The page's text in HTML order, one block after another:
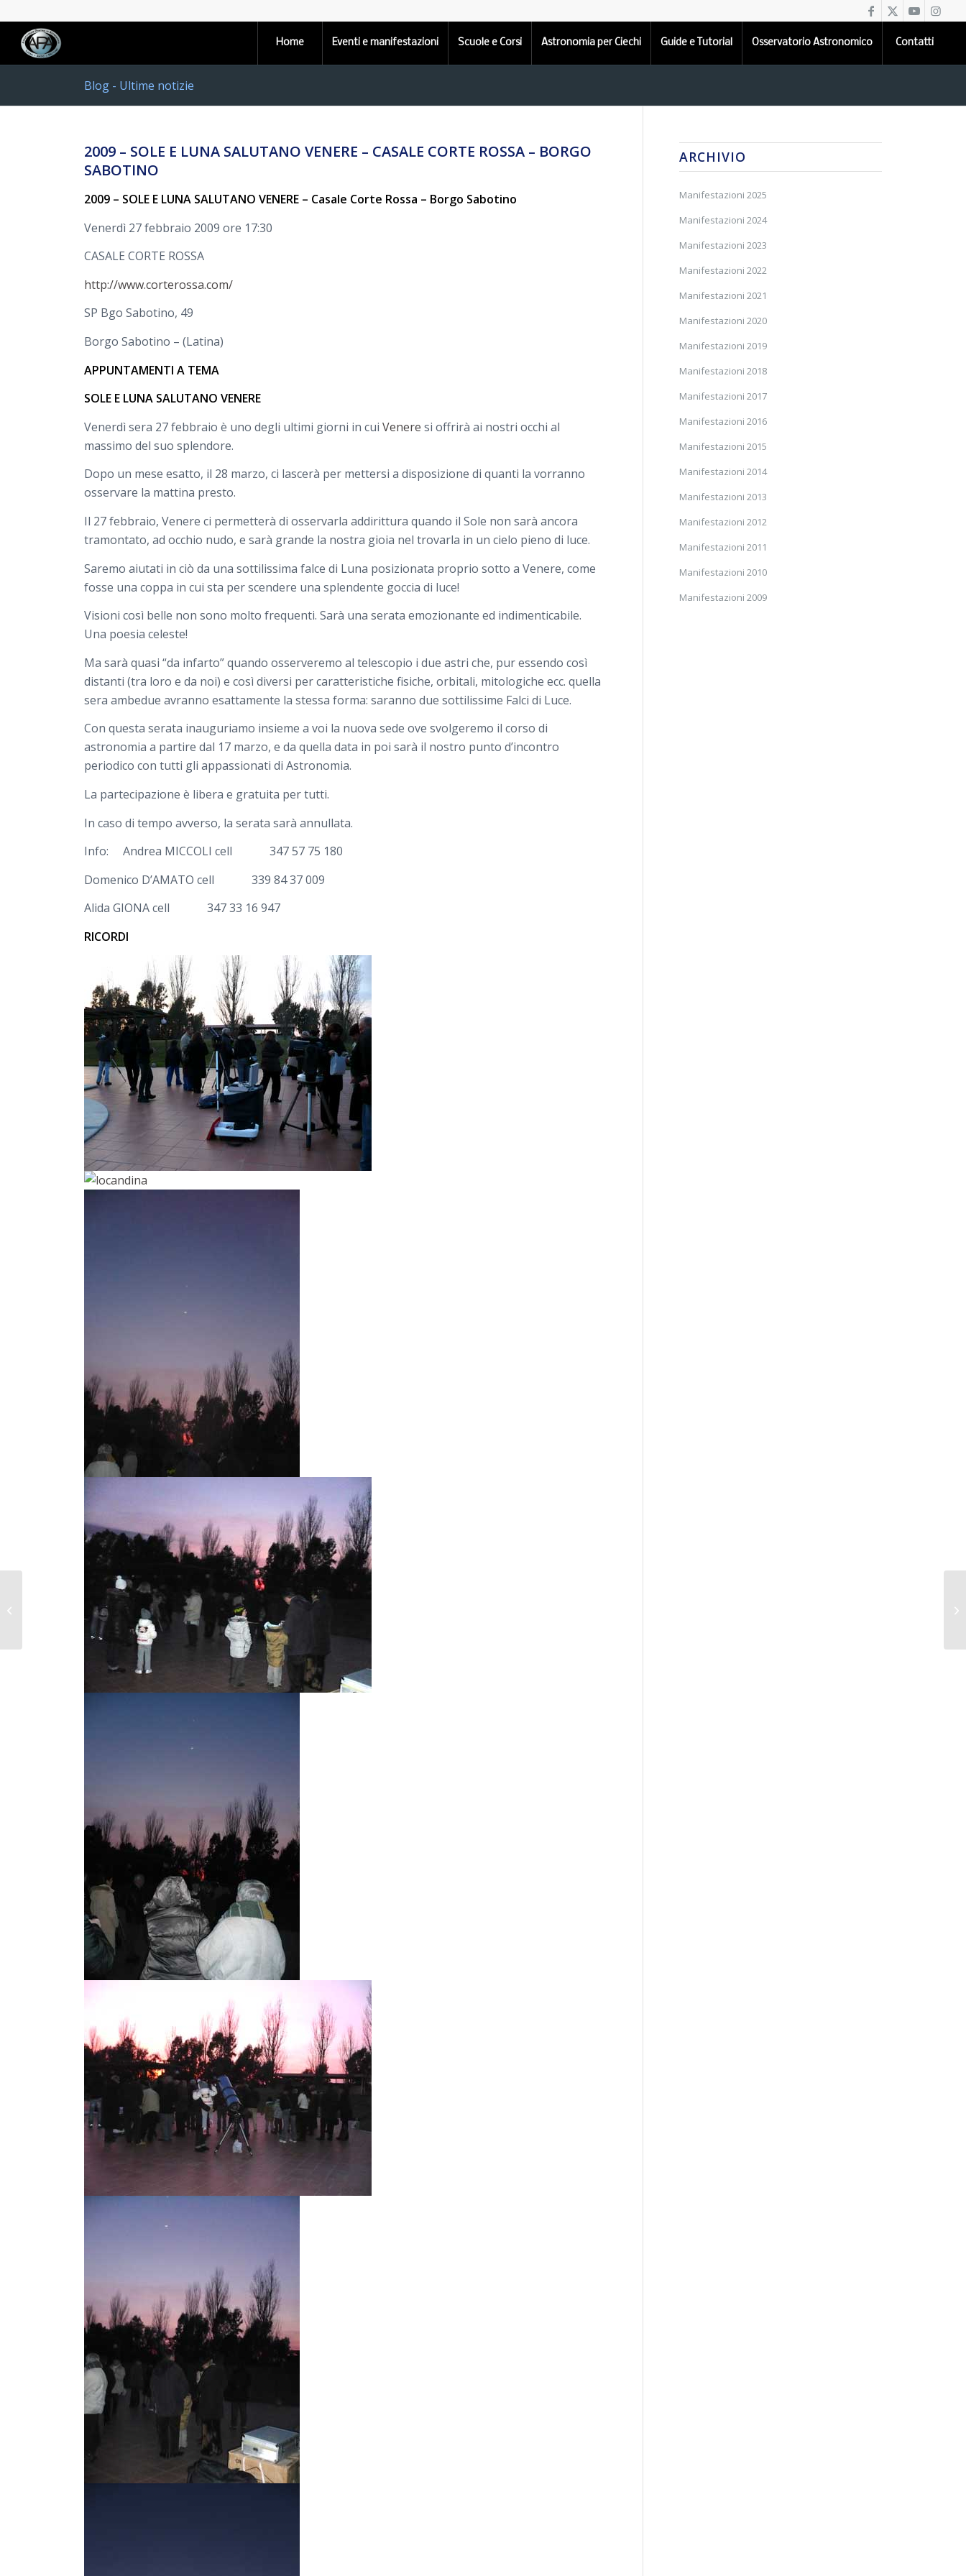
Home Eventi e manifestazioni Scuole e Corsi Astronomia per Ciechi Guide e Tutorial Osservatorio Astronomico Contatti
Blog - Ultime notizie
2009 – SOLE E LUNA SALUTANO VENERE – CASALE CORTE ROSSA – BORGO
SABOTINO
2009 – SOLE E LUNA SALUTANO VENERE – Casale Corte Rossa – Borgo Sabotino
Venerdì 27 febbraio 2009 ore 17:30
CASALE CORTE ROSSA
http://www.corterossa.com/
SP Bgo Sabotino, 49
Borgo Sabotino – (Latina)
APPUNTAMENTI A TEMA
SOLE E LUNA SALUTANO VENERE
Venerdì sera 27 febbraio è uno degli ultimi giorni in cuiVenere si offrirà ai nostri occhi al
massimo del suo splendore.
Dopo un mese esatto, il 28 marzo, ci lascerà per mettersi a disposizione di quanti la vorranno
osservare la mattina presto.
Il 27 febbraio, Venere ci permetterà di osservarla addirittura quando il Sole non sarà ancora
tramontato, ad occhio nudo, e sarà grande la nostra gioia nel trovarla in un cielo pieno di luce.
Saremo aiutati in ciò da una sottilissima falce di Luna posizionata proprio sotto a Venere, come
fosse una coppa in cui sta per scendere una splendente goccia di luce!
Visioni così belle non sono molto frequenti. Sarà una serata emozionante ed indimenticabile.
Una poesia celeste!
Ma sarà quasi “da infarto” quando osserveremo al telescopio i due astri che, pur essendo così
distanti (tra loro e da noi) e così diversi per caratteristiche fisiche, orbitali, mitologiche ecc. quella
sera ambedue avranno esattamente la stessa forma: saranno due sottilissime Falci di Luce.
Con questa serata inauguriamo insieme a voi la nuova sede ove svolgeremo il corso di
astronomia a partire dal 17 marzo, e da quella data in poi sarà il nostro punto d’incontro
periodico con tutti gli appassionati di Astronomia.
La partecipazione è libera e gratuita per tutti.
In caso di tempo avverso, la serata sarà annullata.
Info: Andrea MICCOLI cell
347 57 75 180
Domenico D’AMATO cell
339 84 37 009
Alida GIONA cell 347 33 16 947
RICORDI
ARCHIVIO
Manifestazioni 2025
Manifestazioni 2024
Manifestazioni 2023
Manifestazioni 2022
Manifestazioni 2021
Manifestazioni 2020
Manifestazioni 2019
Manifestazioni 2018
Manifestazioni 2017
Manifestazioni 2016
Manifestazioni 2015
Manifestazioni 2014
Manifestazioni 2013
Manifestazioni 2012
Manifestazioni 2011
Manifestazioni 2010
Manifestazioni 2009
2009 – SATURNO E MERCURIO
L’INVISIBILE – Casale Corte Rossa...